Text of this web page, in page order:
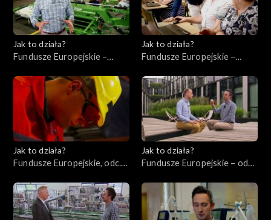
Jak to działa?
Fundusze Europejskie –
międzynarodowa
Jak to działa?
Fundusze Europejskie –
Jak to działa?
Fundusze Europejskie, odc.
Jak to działa?
Fundusze Europejskie – odc.